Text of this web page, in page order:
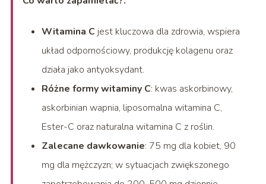
Witamina Cjest kluczowa dla zdrowia, wspiera
układ odpornościowy, produkcję kolagenu oraz
działa jako antyoksydant.
Różne formy witaminy C: kwas askorbinowy,
askorbinian wapnia, liposomalna witamina C,
Ester-C oraz naturalna witamina C z roślin.
Zalecane dawkowanie: 75 mg dla kobiet, 90
mg dla mężczyzn; w sytuacjach zwiększonego